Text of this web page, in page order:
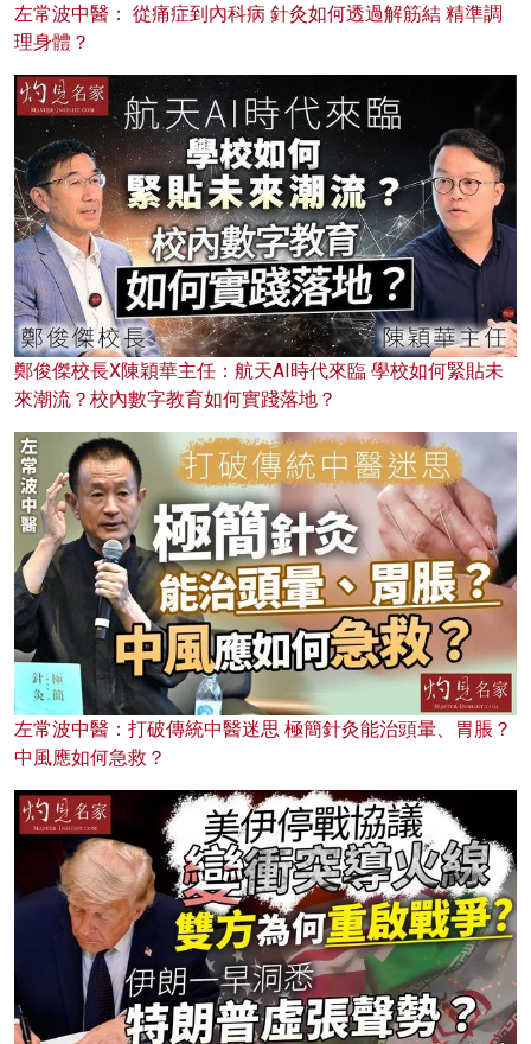
左常波中醫： 從痛症到內科病 針灸如何透過解筋結 精準調
理身體？
鄭俊傑校長X陳穎華主任：航天AI時代來臨 學校如何緊貼未
來潮流？校內數字教育如何實踐落地？
左常波中醫：打破傳統中醫迷思 極簡針灸能治頭暈、胃脹？
中風應如何急救？